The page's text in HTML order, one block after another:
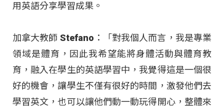
用英語分享學習成果。
加拿大教師 Stefano：「對我個人而言，我是專業
領域是體育，因此我希望能將身體活動與體育教
育，融入在學生的英語學習中，我覺得這是一個很
好的機會，讓學生不僅有很好的時間，激發他們去
學習英文，也可以讓他們動一動玩得開心，整體來